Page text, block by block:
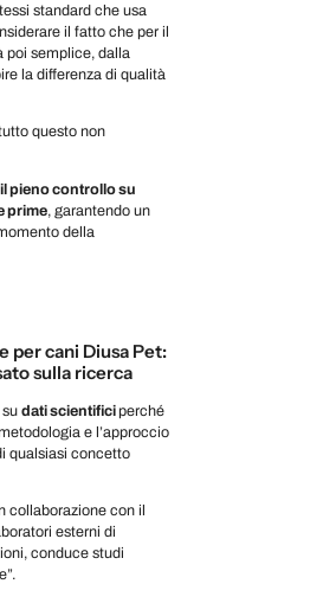
standard che usa
il fatto che per il
poi semplice, dalla
la differenza di qualità
questo non
pieno controllo su
prime, garantendo un
della
per cani Diusa Pet:
sulla ricerca
dati scientificiperché
e l’approccio
qualsiasi concetto
collaborazione con il
esterni di
conduce studi